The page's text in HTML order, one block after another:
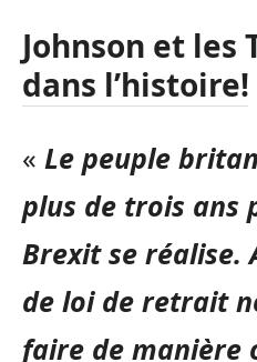
Johnson et les
dans l’histoire!
« Le peuple
plus de trois ans
Brexit se réalise.
de loi de retrait
faire de manière